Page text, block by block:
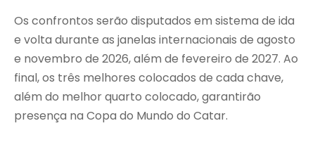
Os confrontos serão disputados em sistema de ida
e volta durante as janelas internacionais de agosto
e novembro de 2026, além de fevereiro de 2027. Ao
final, os três melhores colocados de cada chave,
além do melhor quarto colocado, garantirão
presença na Copa do Mundo do Catar.